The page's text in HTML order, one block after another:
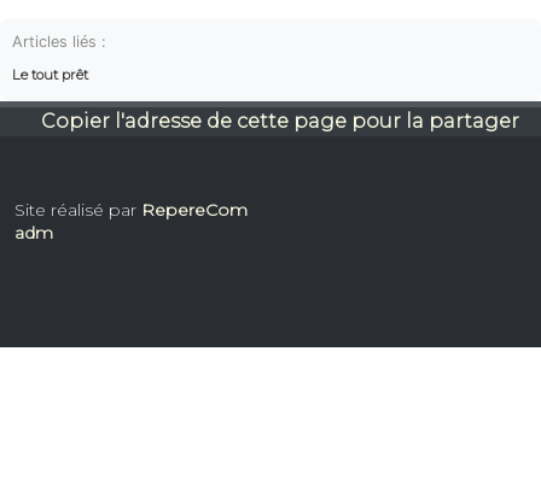
Articles liés :
Le tout prêt
Copier l'adresse de cette page pour la partager
Site réalisé par RepereCom
adm